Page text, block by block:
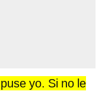
yo. Si no le